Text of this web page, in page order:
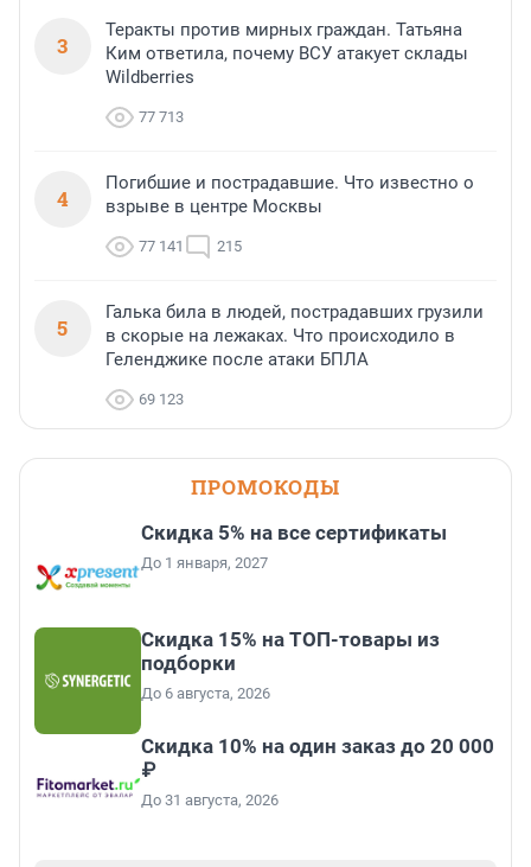
3
Теракты против мирных граждан. Татьяна
Ким ответила, почему ВСУ атакует склады
Wildberries
77 713
4
Погибшие и пострадавшие. Что известно о
взрыве в центре Москвы
77 141 215
5
Галька била в людей, пострадавших грузили
в скорые на лежаках. Что происходило в
Геленджике после атаки БПЛА
69 123
ПРОМОКОДЫ
Скидка 5% на все сертификаты
До 1 января, 2027
Скидка 15% на ТОП-товары из
подборки
До 6 августа, 2026
Скидка 10% на один заказ до 20 000
₽
До 31 августа, 2026